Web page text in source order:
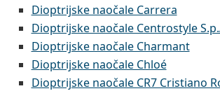
Dioptrijske naočale Carrera
Dioptrijske naočale Centrostyle
Dioptrijske naočale Charmant
Dioptrijske naočale Chloé
Dioptrijske naočale CR7 Cristiano